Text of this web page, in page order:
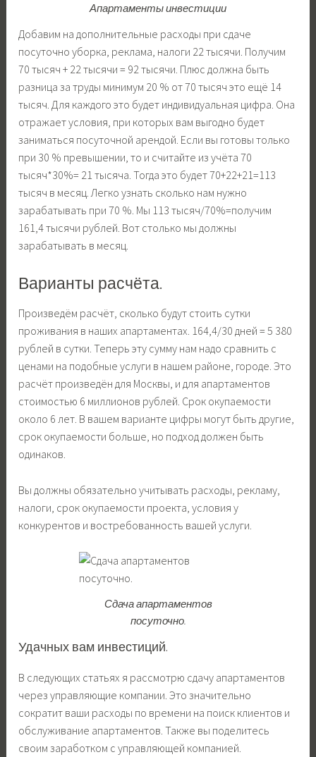
Апартаменты инвестиции
Добавим на дополнительные расходы при сдаче
посуточно уборка, реклама, налоги 22 тысячи. Получим
70 тысяч + 22 тысячи = 92 тысячи. Плюс должна быть
разница за труды минимум 20 % от 70 тысяч это ещё 14
тысяч. Для каждого это будет индивидуальная цифра. Она
отражает условия, при которых вам выгодно будет
заниматься посуточной арендой. Если вы готовы только
при 30 % превышении, то и считайте из учёта 70
тысяч*30%= 21 тысяча. Тогда это будет 70+22+21=113
тысяч в месяц. Легко узнать сколько нам нужно
зарабатывать при 70 %. Мы 113 тысяч/70%=получим
161,4 тысячи рублей. Вот столько мы должны
зарабатывать в месяц.
Варианты расчёта.
Произведём расчёт, сколько будут стоить сутки
проживания в наших апартаментах. 164,4/30 дней = 5 380
рублей в сутки. Теперь эту сумму нам надо сравнить с
ценами на подобные услуги в нашем районе, городе. Это
расчёт произведён для Москвы, и для апартаментов
стоимостью 6 миллионов рублей. Срок окупаемости
около 6 лет. В вашем варианте цифры могут быть другие,
срок окупаемости больше, но подход должен быть
одинаков.
Вы должны обязательно учитывать расходы, рекламу,
налоги, срок окупаемости проекта, условия у
конкурентов и востребованность вашей услуги.
Сдача апартаментов
посуточно.
Удачных вам инвестиций.
В следующих статьях я рассмотрю сдачу апартаментов
через управляющие компании. Это значительно
сократит ваши расходы по времени на поиск клиентов и
обслуживание апартаментов. Также вы поделитесь
своим заработком с управляющей компанией.